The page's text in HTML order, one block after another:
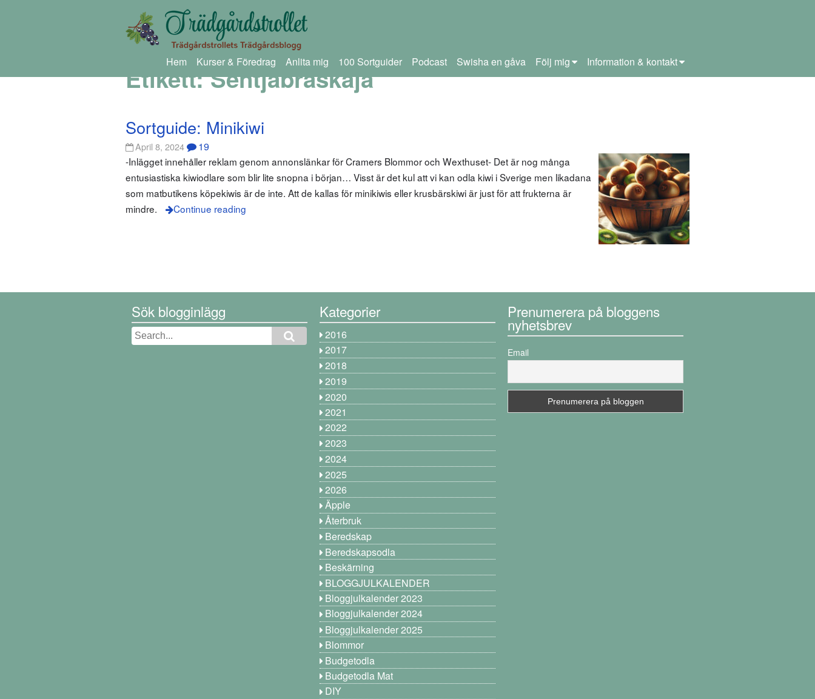
Hem Kurser & Föredrag Anlita mig 100 Sortguider Podcast Swisha en gåva Följ mig Information & kontakt
Etikett:Sentjabraskaja
Sortguide: Minikiwi
April 8, 2024 19
-Inlägget innehåller reklam genom annonslänkar för Cramers Blommor och Wexthuset- Det är nog många
entusiastiska kiwiodlare som blir lite snopna i början… Visst är det kul att vi kan odla kiwi i Sverige men likadana
som matbutikens köpekiwis är de inte. Att de kallas för minikiwis eller krusbärskiwi är just för att frukterna är
mindre.
Continue reading
Sök blogginlägg Kategorier
2016
2017
2018
2019
2020
2021
2022
2023
2024
2025
2026
Äpple
Återbruk
Beredskap
Beredskapsodla
Beskärning
BLOGGJULKALENDER
Bloggjulkalender 2023
Bloggjulkalender 2024
Bloggjulkalender 2025
Blommor
Budgetodla
Budgetodla Mat
DIY
Prenumerera på bloggens
nyhetsbrev
Email